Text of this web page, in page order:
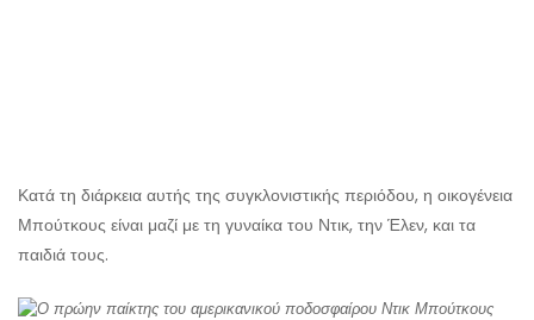
Κατά τη διάρκεια αυτής της συγκλονιστικής περιόδου, η οικογένεια
Μπούτκους είναι μαζί με τη γυναίκα του Ντικ, την Έλεν, και τα
παιδιά τους.